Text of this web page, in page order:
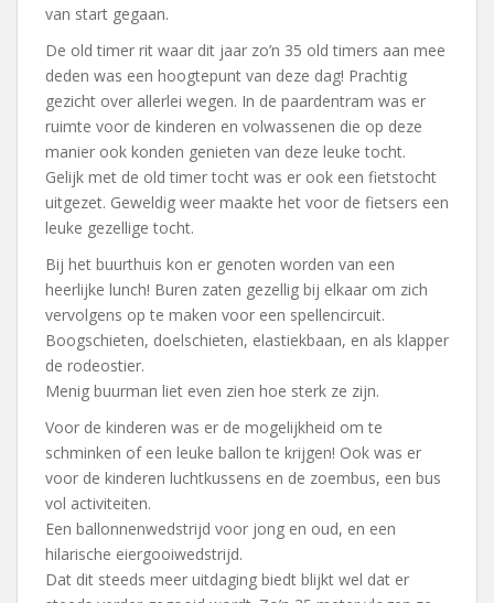
van start gegaan.
De old timer rit waar dit jaar zo’n 35 old timers aan mee
deden was een hoogtepunt van deze dag! Prachtig
gezicht over allerlei wegen. In de paardentram was er
ruimte voor de kinderen en volwassenen die op deze
manier ook konden genieten van deze leuke tocht.
Gelijk met de old timer tocht was er ook een fietstocht
uitgezet. Geweldig weer maakte het voor de fietsers een
leuke gezellige tocht.
Bij het buurthuis kon er genoten worden van een
heerlijke lunch! Buren zaten gezellig bij elkaar om zich
vervolgens op te maken voor een spellencircuit.
Boogschieten, doelschieten, elastiekbaan, en als klapper
de rodeostier.
Menig buurman liet even zien hoe sterk ze zijn.
Voor de kinderen was er de mogelijkheid om te
schminken of een leuke ballon te krijgen! Ook was er
voor de kinderen luchtkussens en de zoembus, een bus
vol activiteiten.
Een ballonnenwedstrijd voor jong en oud, en een
hilarische eiergooiwedstrijd.
Dat dit steeds meer uitdaging biedt blijkt wel dat er